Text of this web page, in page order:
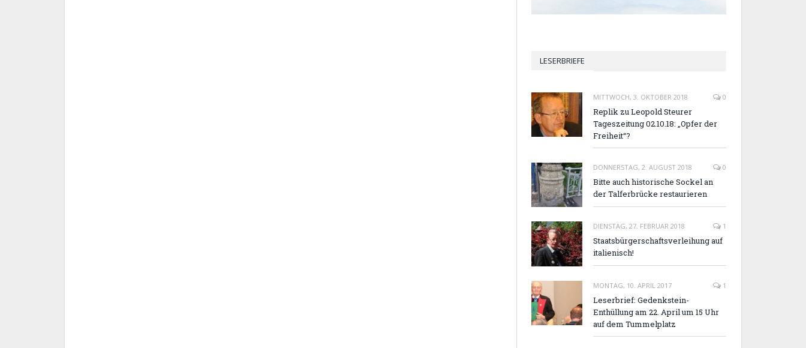
LESERBRIEFE
MITTWOCH, 3. OKTOBER 2018 0
Replik zu Leopold Steurer
Tageszeitung 02.10.18: „Opfer der
Freiheit“?
DONNERSTAG, 2. AUGUST 2018 0
Bitte auch historische Sockel an
der Talferbrücke restaurieren
DIENSTAG, 27. FEBRUAR 2018 1
Staatsbürgerschaftsverleihung auf
italienisch!
MONTAG, 10. APRIL 2017 1
Leserbrief: Gedenkstein-
Enthüllung am 22. April um 15 Uhr
auf dem Tummelplatz